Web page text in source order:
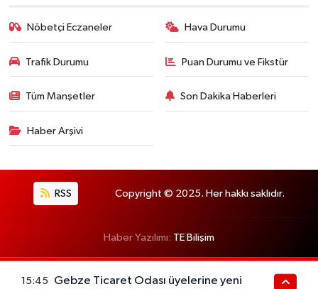
Nöbetçi Eczaneler Hava Durumu
Trafik Durumu Puan Durumu ve Fikstür
Tüm Manşetler Son Dakika Haberleri
Haber Arşivi
RSS Copyright © 2025. Her hakkı saklıdır.
Haber Yazılımı: TE Bilişim
15:45 Gebze Ticaret Odası üyelerine yeni